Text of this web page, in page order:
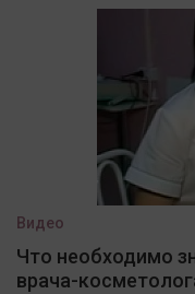
Видео
Что необходимо
врача-